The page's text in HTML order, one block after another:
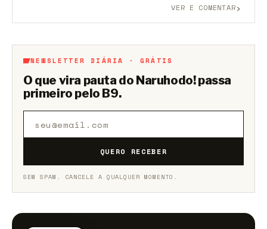
VER E COMENTAR›
NEWSLETTER DIÁRIA · GRÁTIS
O que vira pauta do Naruhodo! passa
primeiro pelo B9.
QUERO RECEBER
SEM SPAM. CANCELE A QUALQUER MOMENTO.